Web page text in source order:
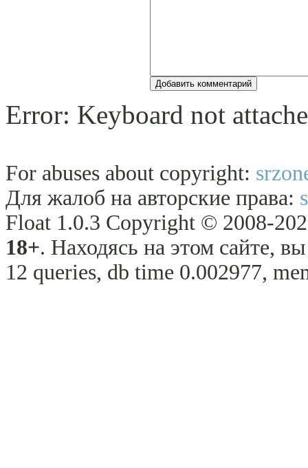
Error: Keyboard not
For abuses about copyright:
Для жалоб на авторские права:
Float 1.0.3 Copyright © 2008-
18+. Находясь на этом сайте,
12 queries, db time 0.002977,